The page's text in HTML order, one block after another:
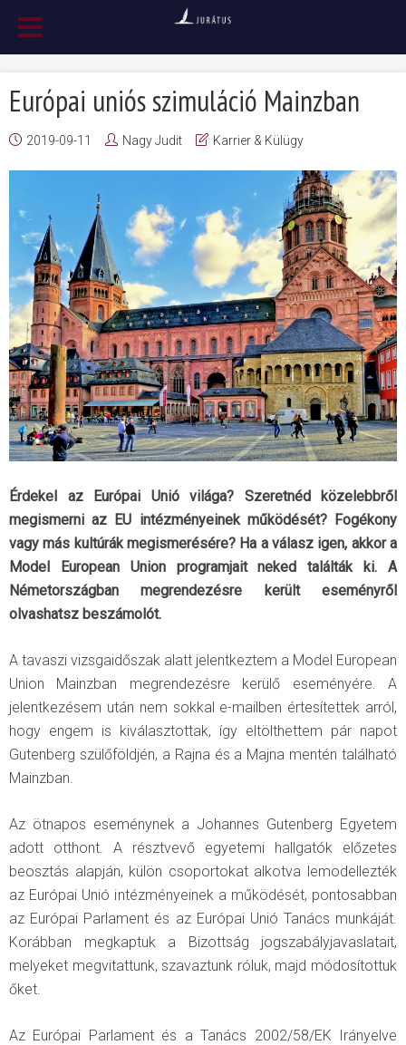
Európai uniós szimuláció Mainzban
2019-09-11 Nagy Judit Karrier & Külügy
Érdekel az Európai Unió világa? Szeretnéd közelebbről
megismerni az EU intézményeinek működését? Fogékony
vagy más kultúrák megismerésére? Ha a válasz igen, akkor a
Model European Union programjait neked találták ki. A
Németországban megrendezésre került eseményről
olvashatsz beszámolót.
A tavaszi vizsgaidőszak alatt jelentkeztem a Model European
Union Mainzban megrendezésre kerülő eseményére. A
jelentkezésem után nem sokkal e-mailben értesítettek arról,
hogy engem is kiválasztottak, így eltölthettem pár napot
Gutenberg szülőföldjén, a Rajna és a Majna mentén található
Mainzban.
Az ötnapos eseménynek a Johannes Gutenberg Egyetem
adott otthont. A résztvevő egyetemi hallgatók előzetes
beosztás alapján, külön csoportokat alkotva lemodellezték
az Európai Unió intézményeinek a működését, pontosabban
az Európai Parlament és az Európai Unió Tanács munkáját.
Korábban megkaptuk a Bizottság jogszabályjavaslatait,
melyeket megvitattunk, szavaztunk róluk, majd módosítottuk
őket.
Az Európai Parlament és a Tanács 2002/58/EK Irányelve